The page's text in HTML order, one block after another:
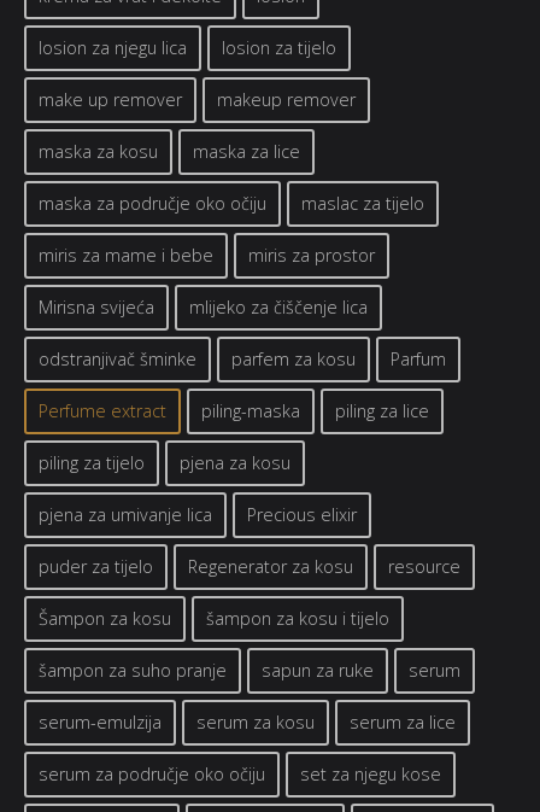
losion za njegu lica losion za tijelo
make up remover makeup remover
maska za kosu maska za lice
maska za područje oko očiju maslac za tijelo
miris za mame i bebe miris za prostor
Mirisna svijeća mlijeko za čiščenje lica
odstranjivač šminke parfem za kosu Parfum
Perfume extract piling-maska piling za lice
piling za tijelo pjena za kosu
pjena za umivanje lica Precious elixir
puder za tijelo Regenerator za kosu resource
Šampon za kosu šampon za kosu i tijelo
šampon za suho pranje sapun za ruke serum
serum-emulzija serum za kosu serum za lice
serum za područje oko očiju set za njegu kose